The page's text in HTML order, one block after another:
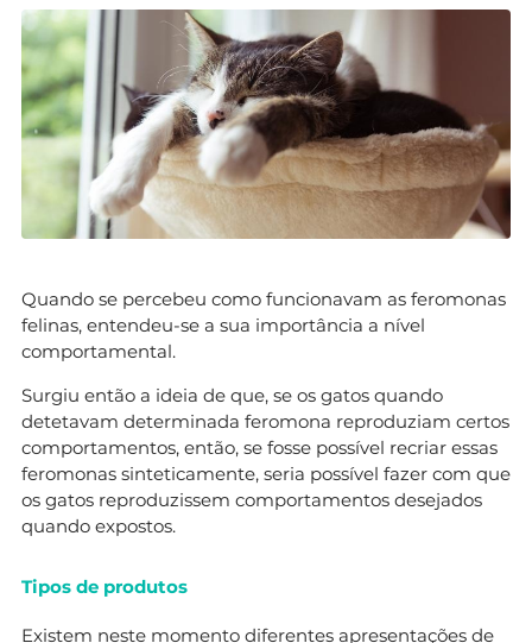
Quando se percebeu como funcionavam as feromonas
felinas, entendeu-se a sua importância a nível
comportamental.
Surgiu então a ideia de que, se os gatos quando
detetavam determinada feromona reproduziam certos
comportamentos, então, se fosse possível recriar essas
feromonas sinteticamente, seria possível fazer com que
os gatos reproduzissem comportamentos desejados
quando expostos.
Tipos de produtos
Existem neste momento diferentes apresentações de